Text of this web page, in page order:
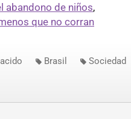
abandono de niños,
que no corran
Brasil Sociedad